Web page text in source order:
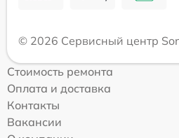
© 2026 Сервисный центр
Стоимость ремонта
Оплата и доставка
Контакты
Вакансии